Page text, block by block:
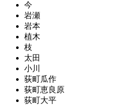
今
岩瀬
岩本
植木
枝
太田
小川
荻町瓜作
荻町恵良原
荻町大平